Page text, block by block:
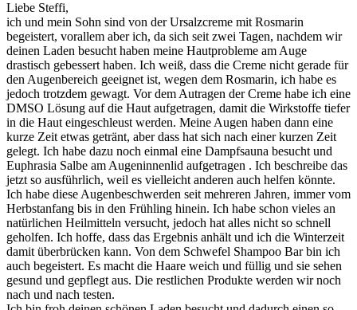
Liebe Steffi,
ich und mein Sohn sind von der Ursalzcreme mit Rosmarin
begeistert, vorallem aber ich, da sich seit zwei Tagen, nachdem wir
deinen Laden besucht haben meine Hautprobleme am Auge
drastisch gebessert haben. Ich weiß, dass die Creme nicht gerade für
den Augenbereich geeignet ist, wegen dem Rosmarin, ich habe es
jedoch trotzdem gewagt. Vor dem Autragen der Creme habe ich eine
DMSO Lösung auf die Haut aufgetragen, damit die Wirkstoffe tiefer
in die Haut eingeschleust werden. Meine Augen haben dann eine
kurze Zeit etwas getränt, aber dass hat sich nach einer kurzen Zeit
gelegt. Ich habe dazu noch einmal eine Dampfsauna besucht und
Euphrasia Salbe am Augeninnenlid aufgetragen . Ich beschreibe das
jetzt so ausführlich, weil es vielleicht anderen auch helfen könnte.
Ich habe diese Augenbeschwerden seit mehreren Jahren, immer vom
Herbstanfang bis in den Frühling hinein. Ich habe schon vieles an
natürlichen Heilmitteln versucht, jedoch hat alles nicht so schnell
geholfen. Ich hoffe, dass das Ergebnis anhält und ich die Winterzeit
damit überbrücken kann. Von dem Schwefel Shampoo Bar bin ich
auch begeistert. Es macht die Haare weich und füllig und sie sehen
gesund und gepflegt aus. Die restlichen Produkte werden wir noch
nach und nach testen.